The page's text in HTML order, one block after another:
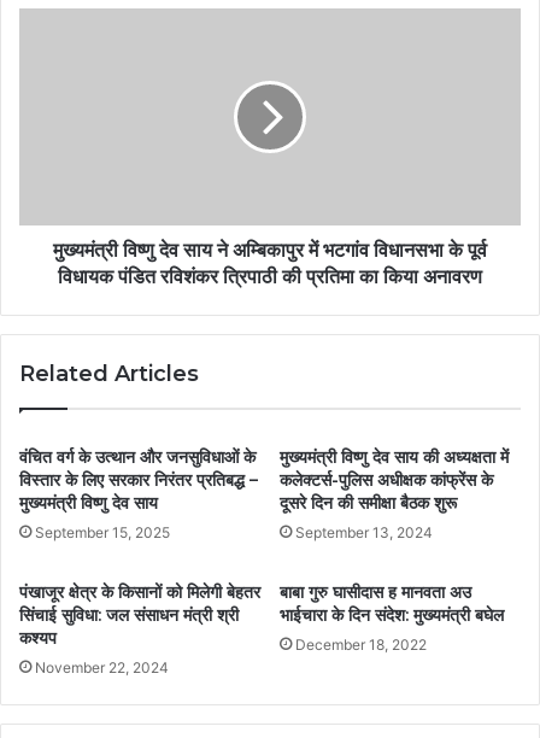
मुख्यमंत्री विष्णु देव साय ने अम्बिकापुर में भटगांव विधानसभा के पूर्व
विधायक पंडित रविशंकर त्रिपाठी की प्रतिमा का किया अनावरण
Related Articles
वंचित वर्ग के उत्थान और जनसुविधाओं के
विस्तार के लिए सरकार निरंतर प्रतिबद्ध –
मुख्यमंत्री विष्णु देव साय
September 15, 2025
मुख्यमंत्री विष्णु देव साय की अध्यक्षता में
कलेक्टर्स-पुलिस अधीक्षक कांफ्रेंस के
दूसरे दिन की समीक्षा बैठक शुरू
September 13, 2024
पंखाजूर क्षेत्र के किसानों को मिलेगी बेहतर
सिंचाई सुविधा: जल संसाधन मंत्री श्री
कश्यप
November 22, 2024
बाबा गुरु घासीदास ह मानवता अउ
भाईचारा के दिन संदेश: मुख्यमंत्री बघेल
December 18, 2022